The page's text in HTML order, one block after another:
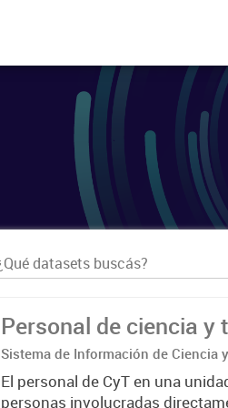
Personal de ciencia y
Sistema de Información de Ciencia
El personal de CyT en una
personas involucradas